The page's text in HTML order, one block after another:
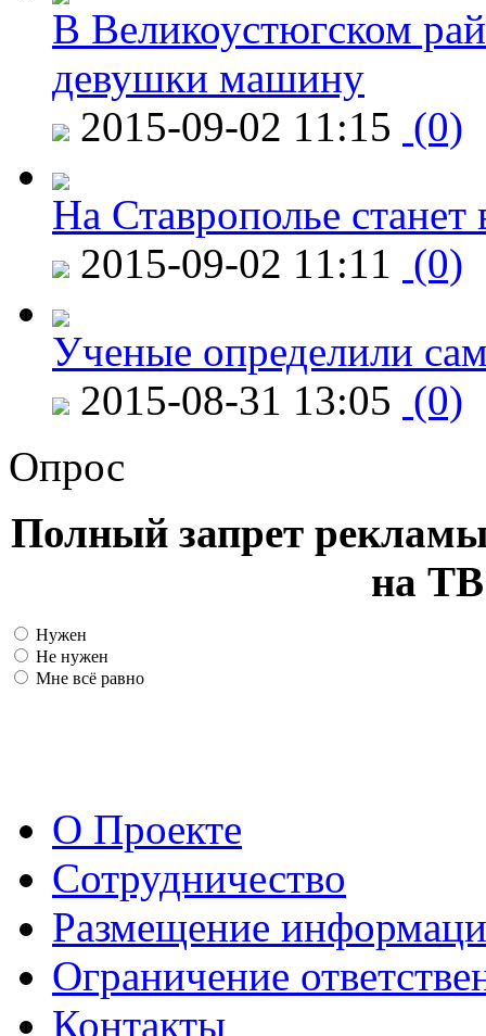
В Великоустюгском
девушки машину
2015-09-02 11:15 (0)
На Ставрополье
2015-09-02 11:11 (0)
Ученые определили
2015-08-31 13:05 (0)
Опрос
Полный запрет
на ТВ
Нужен
Не нужен
Мне всё равно
О Проекте
Сотрудничество
Размещение
Ограничение
Контакты